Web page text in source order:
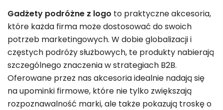
Gadżety podróżne z logo to praktyczne akcesoria,
które każda firma może dostosować do swoich
potrzeb marketingowych. W dobie globalizacji i
częstych podróży służbowych, te produkty nabierają
szczególnego znaczenia w strategiach B2B.
Oferowane przez nas akcesoria idealnie nadają się
na upominki firmowe, które nie tylko zwiększają
rozpoznawalność marki, ale także pokazują troskę o